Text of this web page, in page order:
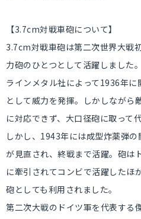
【3.7cm対戦車砲について】
3.7cm対戦車砲は第二次世界大戦
力砲のひとつとして活躍しました。
ラインメタル社によって1936年
として威力を発揮。しかしながら
に対応できず、大口径砲に取って
しかし、1943年には成型炸薬弾
が見直され、終戦まで活躍。砲は
に牽引されてコンビで活躍したほ
砲としても利用されました。
第二次大戦のドイツ軍を代表する